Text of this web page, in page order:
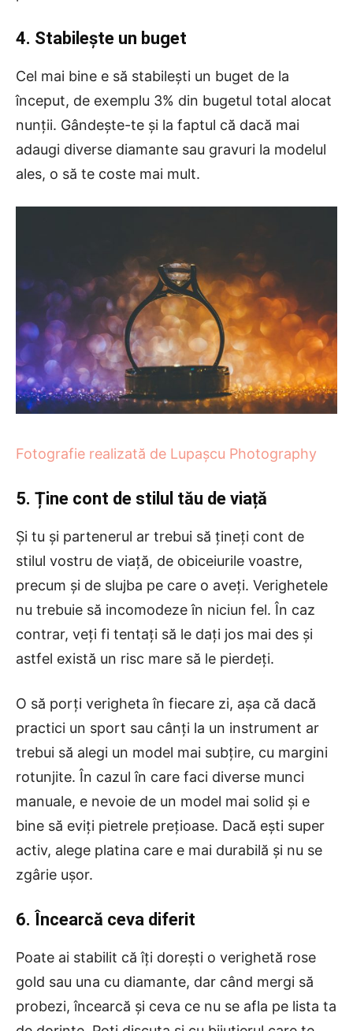
4. Stabilește un buget
Cel mai bine e să stabileşti un buget de la
început, de exemplu 3% din bugetul total alocat
nunţii. Gândeşte-te şi la faptul că dacă mai
adaugi diverse diamante sau gravuri la modelul
ales, o să te coste mai mult.
Fotografie realizată de Lupașcu Photography
5. Ține cont de stilul tău de viață
Și tu și partenerul ar trebui să țineți cont de
stilul vostru de viață, de obiceiurile voastre,
precum și de slujba pe care o aveți. Verighetele
nu trebuie să incomodeze în niciun fel. În caz
contrar, veți fi tentați să le dați jos mai des și
astfel există un risc mare să le pierdeți.
O să porţi verigheta în fiecare zi, aşa că dacă
practici un sport sau cânţi la un instrument ar
trebui să alegi un model mai subțire, cu margini
rotunjite. În cazul în care faci diverse munci
manuale, e nevoie de un model mai solid și e
bine să eviţi pietrele preţioase. Dacă eşti super
activ, alege platina care e mai durabilă și nu se
zgârie uşor.
6. Încearcă ceva diferit
Poate ai stabilit că îți dorești o verighetă rose
gold sau una cu diamante, dar când mergi să
probezi, încearcă și ceva ce nu se afla pe lista ta